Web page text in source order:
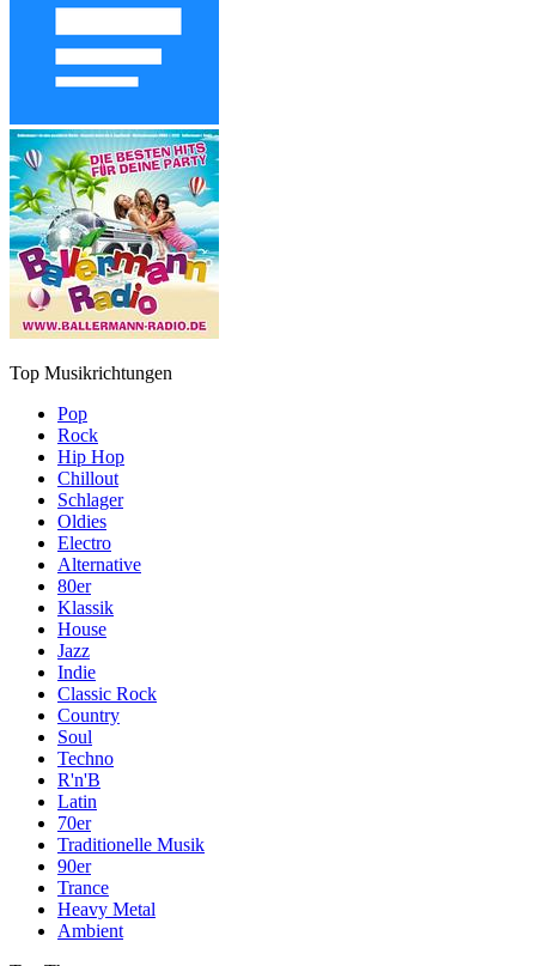
Top Musikrichtungen
Pop
Rock
Hip Hop
Chillout
Schlager
Oldies
Electro
Alternative
80er
Klassik
House
Jazz
Indie
Classic Rock
Country
Soul
Techno
R'n'B
Latin
70er
Traditionelle Musik
90er
Trance
Heavy Metal
Ambient